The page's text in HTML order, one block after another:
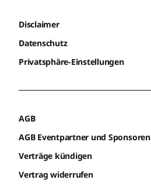
Disclaimer
Datenschutz
Privatsphäre-Einstellungen
AGB
AGB Eventpartner und Sponsoren
Verträge kündigen
Vertrag widerrufen